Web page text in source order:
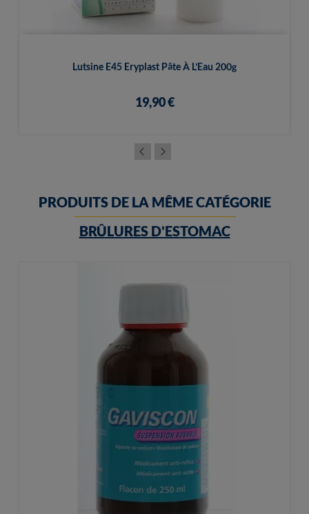
Lutsine E45 Eryplast Pâte À L'Eau 200g
19,90 €
PRODUITS DE LA MÊME CATÉGORIE
BRÛLURES D'ESTOMAC